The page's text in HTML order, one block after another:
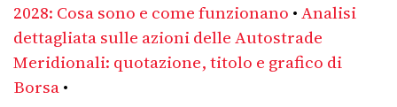
2028: Cosa sono e come funzionano •Analisi
dettagliata sulle azioni delle Autostrade
Meridionali: quotazione, titolo e grafico di
Borsa•